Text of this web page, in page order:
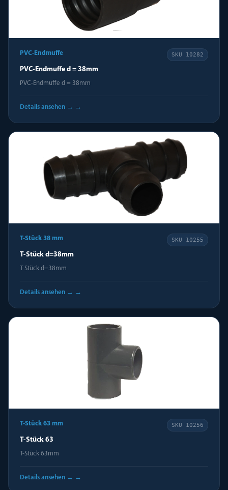
PVC-Endmuffe SKU 10282
PVC-Endmuffe d = 38mm
PVC-Endmuffe d = 38mm
Details ansehen → →
T-Stück 38 mm SKU 10255
T-Stück d=38mm
T Stück d=38mm
Details ansehen → →
T-Stück 63 mm SKU 10256
T-Stück 63
T-Stück 63mm
Details ansehen → →